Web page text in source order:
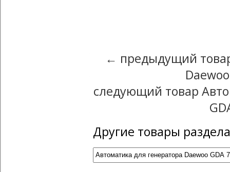
← предыдущий
следующий товар
Другие товары